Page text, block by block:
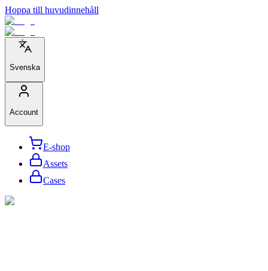
Hoppa till huvudinnehåll
Svenska
Account
E-shop
Assets
Cases